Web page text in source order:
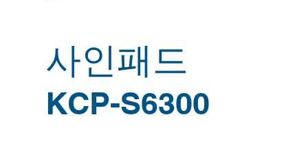
​사인패드
KCP-S6300